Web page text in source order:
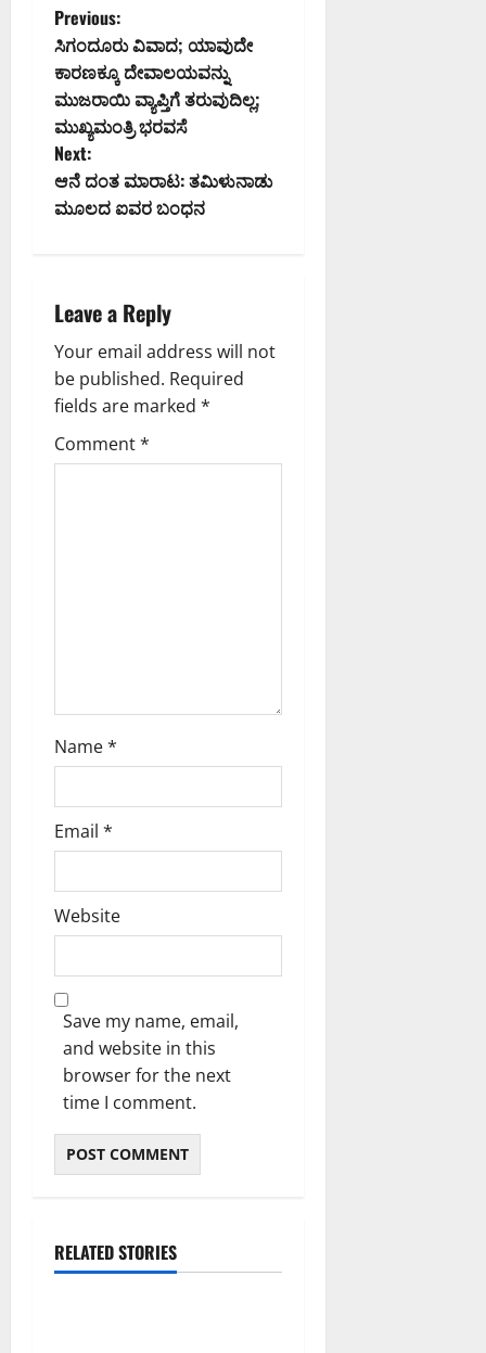
P
o
s
t
n
v
i
g
a
t
Previous:
ಸಿಗಂದೂರು ವಿವಾದ; ಯಾವುದೇ
ಕಾರಣಕ್ಕೂ ದೇವಾಲಯವನ್ನು
ಮುಜರಾಯಿ ವ್ಯಾಪ್ತಿಗೆ ತರುವುದಿಲ್ಲ;
ಮುಖ್ಯಮಂತ್ರಿ ಭರವಸೆ
Next:
ಆನೆ ದಂತ ಮಾರಾಟ: ತಮಿಳುನಾಡು
ಮೂಲದ ಐವರ ಬಂಧನ
Leave a Reply
Your email address will not
be published. Required
fields are marked *
Comment*
Name*
Email *
Website
Save my name, email,
and website in this
browser for the next
time I comment.
RELATED STORIES
ಮಂಗಳೂರು